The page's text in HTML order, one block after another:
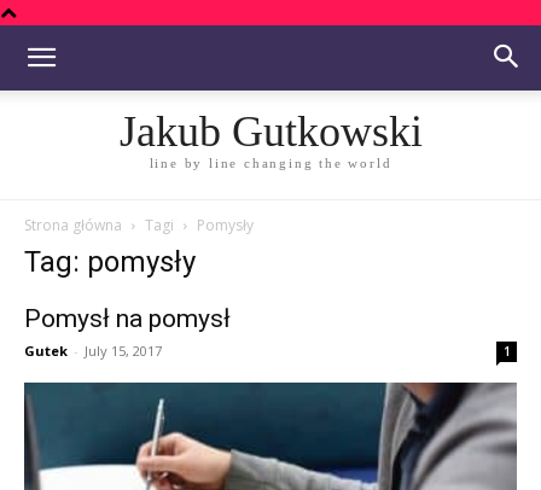
Jakub Gutkowski
line by line changing the world
Strona główna Tagi Pomysły
Tag: pomysły
Pomysł na pomysł
Gutek - July 15, 2017 1